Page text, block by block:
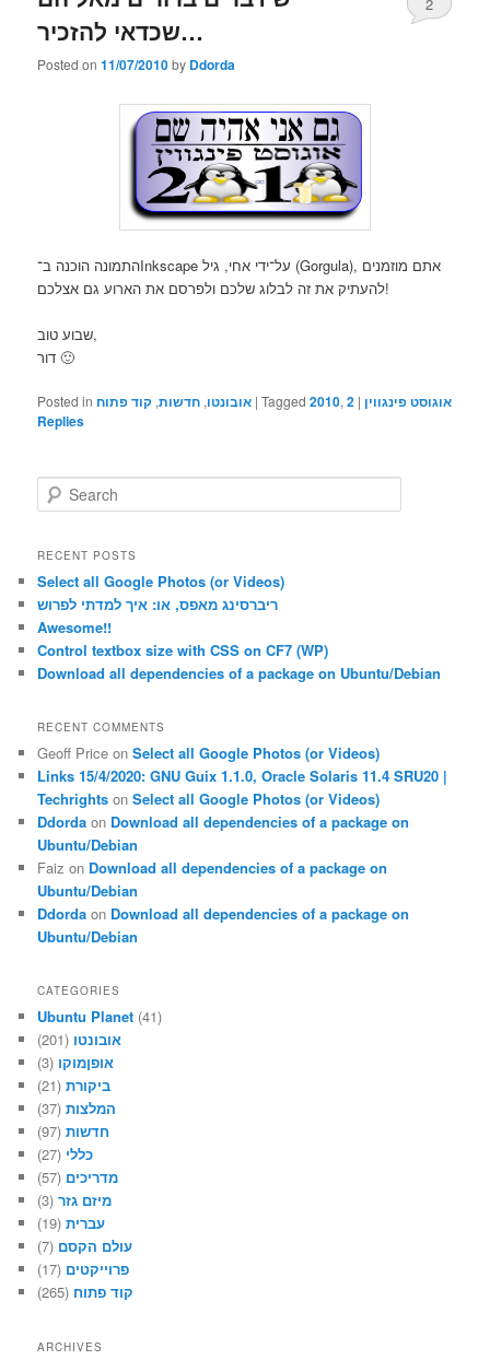
שכדאי להזכיר…
Posted on11/07/2010by Ddorda
2
התמונה הוכנה ב־Inkscape על־ידי אחי, גיל (Gorgula), אתם מוזמנים
להעתיק את זה לבלוג שלכם ולפרסם את הארוע גם אצלכם!
שבוע טוב,
דור 🙂
Posted in אובונטו, חדשות, קוד פתוח |Tagged 2010, אוגוסט פינגווין |
2
Replies
e
r
h
RECENT POSTS
Select all Google Photos (or Videos)
ריברסינג מאפס, או: איך למדתי לפרוש
Awesome!!
Control textbox size with CSS on CF7 (WP)
Download all dependencies of a package on Ubuntu/Debian
RECENT COMMENTS
Geoff Price onSelect all Google Photos (or Videos)
Links 15/4/2020: GNU Guix 1.1.0, Oracle Solaris 11.4 SRU20 |
Techrights onSelect all Google Photos (or Videos)
Ddorda on Download all dependencies of a package on
Ubuntu/Debian
Faiz on Download all dependencies of a package on
Ubuntu/Debian
Ddorda on Download all dependencies of a package on
Ubuntu/Debian
CATEGORIES
Ubuntu Planet (41)
אובונטו (201)
אופןמוקו (3)
ביקורת(21)
המלצות(37)
חדשות(97)
כללי (27)
מדריכים (57)
מיזם גזר(3)
עברית(19)
עולם הקסם (7)
פרוייקטים (17)
קוד פתוח (265)
ARCHIVES